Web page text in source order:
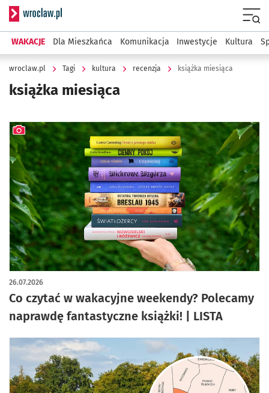
Serwis informacyjny wroclaw.pl
WAKACJE Dla Mieszkańca Komunikacja Inwestycje Kultura
wroclaw.pl Tagi kultura recenzja książka miesiąca
książka miesiąca
Co czytać w wakacyjne weekendy? Polecamy
naprawdę fantastyczne książki! | LISTA
26.07.2026
artykuł z galerią zdjęć